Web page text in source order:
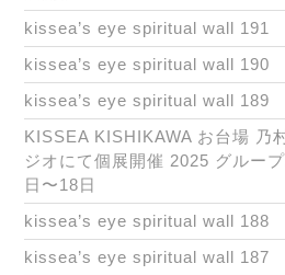
kissea’s eye spiritual wall 191
kissea’s eye spiritual wall 190
kissea’s eye spiritual wall 189
KISSEA KISHIKAWA お台場 乃
ジオにて個展開催 2025 グルー
日〜18日
kissea’s eye spiritual wall 188
kissea’s eye spiritual wall 187